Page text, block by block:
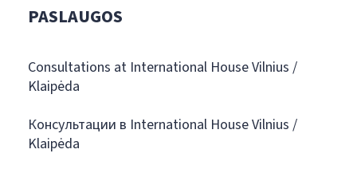
PASLAUGOS
Consultations at International House Vilnius /
Klaipėda
Консультации в International House Vilnius /
Klaipėda